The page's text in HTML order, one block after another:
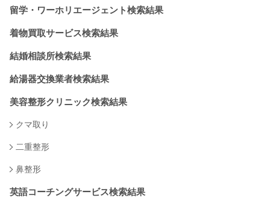
留学・ワーホリエージェント検索結果
着物買取サービス検索結果
結婚相談所検索結果
給湯器交換業者検索結果
美容整形クリニック検索結果
クマ取り
二重整形
鼻整形
英語コーチングサービス検索結果